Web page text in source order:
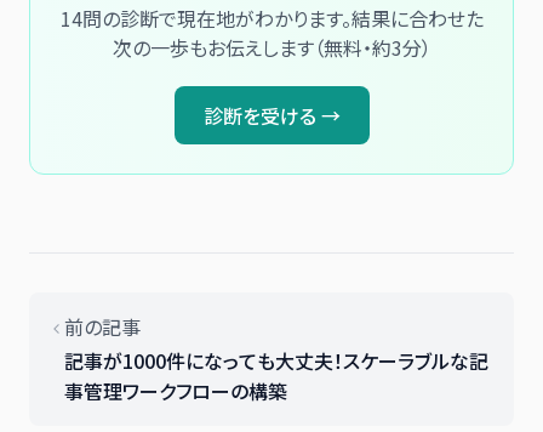
14問の診断で現在地がわかります。結果に合わせた
次の一歩もお伝えします（無料・約3分）
診断を受ける →
前の記事
記事が1000件になっても大丈夫！スケーラブルな記
事管理ワークフローの構築